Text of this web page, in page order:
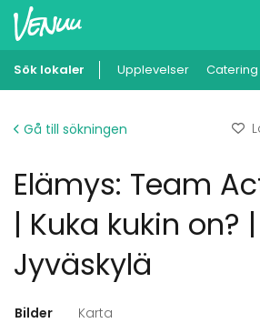
Minneslista
Lägg till din lokal
Sök lokaler Upplevelser Catering
Gå till sökningen
Elämys: Team
| Kuka kukin on? |
Jyväskylä
Bilder Karta